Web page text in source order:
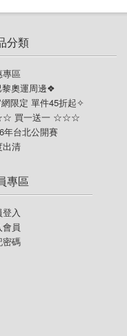
分類
專區
奧運周邊❖
限定 單件45折起✧
買一送一 ☆☆☆
年台北公開賽
出清
專區
入
會員
密碼